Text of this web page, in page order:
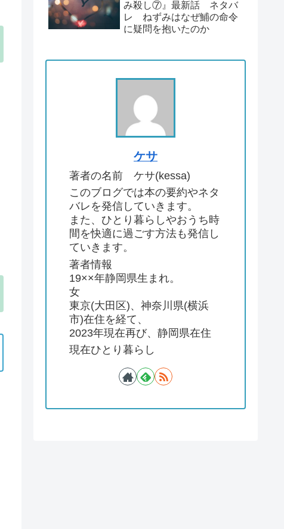
み殺し⑦』最新話 ネタバ
レ ねずみはなぜ鯆の命令
に疑問を抱いたのか
ケサ
著者の名前 ケサ(kessa)
このブログでは本の要約やネタ
バレを発信していきます。
また、ひとり暮らしやおうち時
間を快適に過ごす方法も発信し
ていきます。
著者情報
19××年静岡県生まれ。
女
東京(大田区)、神奈川県(横浜
市)在住を経て、
2023年現在再び、静岡県在住
現在ひとり暮らし